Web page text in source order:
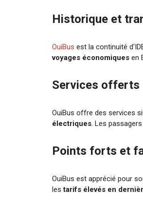
Historique et
OuiBus est la continuité
voyages économiques en
Services offerts
OuiBus offre des services
électriques . Les
Points forts et
OuiBus est apprécié pour
lestarifs élevés en